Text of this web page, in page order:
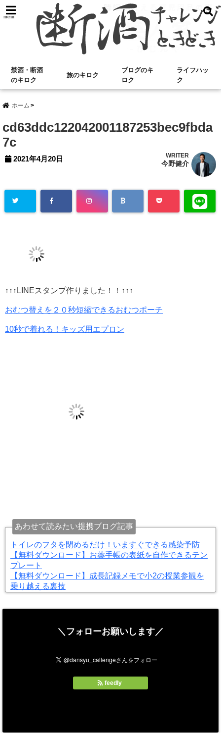
menu
禁酒・断酒
のキロク
旅のキロク
ブログのキ
ロク
ライフハッ
ク
ホーム
cd63ddc122042001187253bec9fbda
7c
2021年4月20日 WRITER
今野健介
↑↑↑LINEスタンプ作りました！！↑↑↑
おむつ替えを２０秒短縮できるおむつポーチ
10秒で着れる！キッズ用エプロン
あわせて読みたい提携ブログ記事
トイレのフタを閉めるだけ！いますぐできる感染予防
【無料ダウンロード】お薬手帳の表紙を自作できるテン
プレート
【無料ダウンロード】成長記録メモで小2の授業参観を
乗り越える裏技
＼フォローお願いします／
feedly